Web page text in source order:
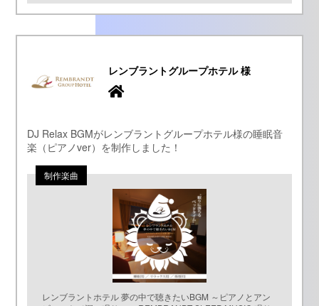
レンブラントグループホテル 様
DJ Relax BGMがレンブラントグループホテル様の睡眠音
楽（ピアノver）を制作しました！
レンブラントホテル 夢の中で聴きたいBGM ～ピアノとアン